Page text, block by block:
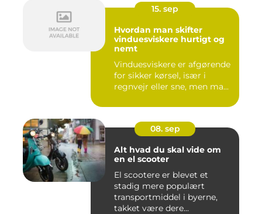
15. sep
Hvordan man skifter
vinduesviskere hurtigt og
nemt
Vinduesviskere er afgørende
for sikker kørsel, især i
regnvejr eller sne, men ma...
08. sep
Alt hvad du skal vide om
en el scooter
El scootere er blevet et
stadig mere populært
transportmiddel i byerne,
takket være dere...